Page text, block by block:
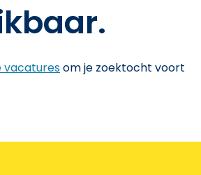
vacaturesom je zoektocht voort